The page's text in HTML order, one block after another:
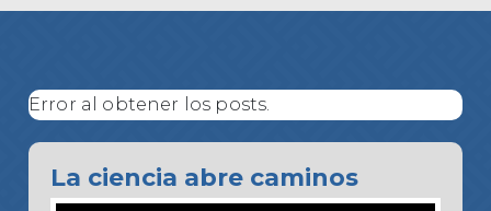
Error al obtener los posts.
La ciencia abre caminos